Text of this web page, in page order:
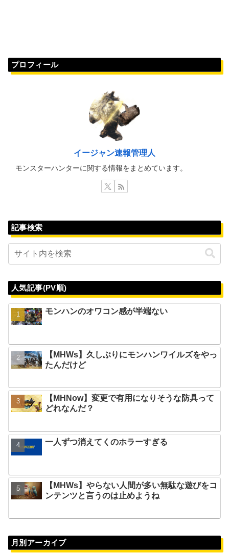
プロフィール
イージャン速報管理人
モンスターハンターに関する情報をまとめています。
記事検索
人気記事(PV順)
モンハンのオワコン感が半端ない
【MHWs】久しぶりにモンハンワイルズをやっ
たんだけど
【MHNow】変更で有用になりそうな防具って
どれなんだ？
一人ずつ消えてくのホラーすぎる
【MHWs】やらない人間が多い無駄な遊びをコ
ンテンツと言うのは止めようね
月別アーカイブ